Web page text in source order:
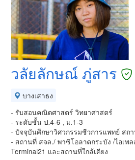
วลัยลักษณ์ ภู่สาร
บางเสาธง
- รับสอนคณิตศาสตร์ วิทยาศาสตร์
- ระดับชั้น ป.4-6 , ม.1-3
- ปัจจุบันศึกษาวิศวกรรมชีวการแพทย์ สถ
- สถานที่ สจล./ พาซิโอลาดกระบัง /ไอเ
Terminal21 และสถานที่ใกล้เคียง